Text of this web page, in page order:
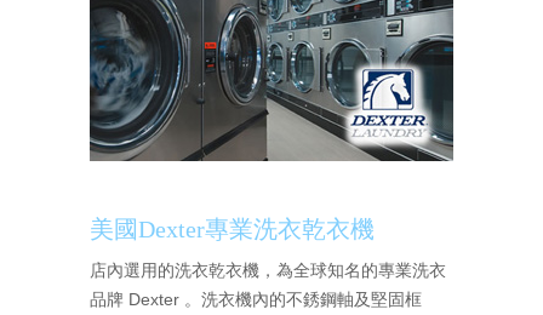
美國Dexter專業洗衣乾衣機
店內選用的洗衣乾衣機，為全球知名的專業洗衣
品牌 Dexter 。洗衣機內的不銹鋼軸及堅固框